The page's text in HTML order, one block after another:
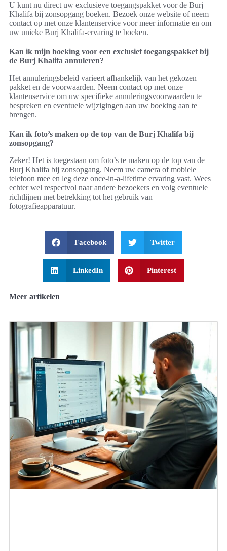
U kunt nu direct uw exclusieve toegangspakket voor de Burj
Khalifa bij zonsopgang boeken. Bezoek onze website of neem
contact op met onze klantenservice voor meer informatie en om
uw unieke Burj Khalifa-ervaring te boeken.
Kan ik mijn boeking voor een exclusief toegangspakket bij
de Burj Khalifa annuleren?
Het annuleringsbeleid varieert afhankelijk van het gekozen
pakket en de voorwaarden. Neem contact op met onze
klantenservice om uw specifieke annuleringsvoorwaarden te
bespreken en eventuele wijzigingen aan uw boeking aan te
brengen.
Kan ik foto’s maken op de top van de Burj Khalifa bij
zonsopgang?
Zeker! Het is toegestaan om foto’s te maken op de top van de
Burj Khalifa bij zonsopgang. Neem uw camera of mobiele
telefoon mee en leg deze once-in-a-lifetime ervaring vast. Wees
echter wel respectvol naar andere bezoekers en volg eventuele
richtlijnen met betrekking tot het gebruik van
fotografieapparatuur.
Facebook Twitter
LinkedIn Pinterest
Meer artikelen